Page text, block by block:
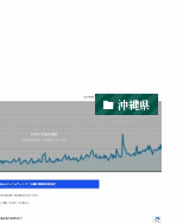
沖縄県